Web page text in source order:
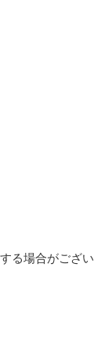
る場合がござい